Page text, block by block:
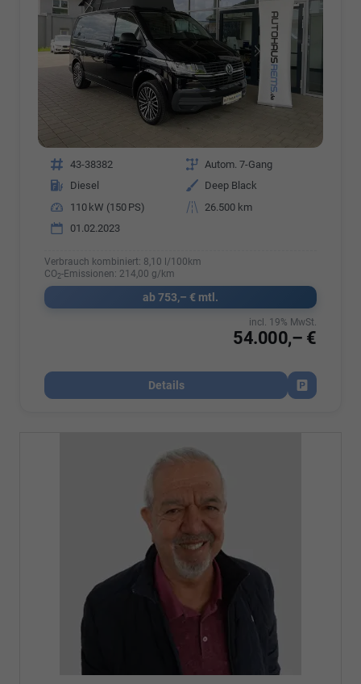
Fahrzeugnr. 43-38382 Getriebe Autom. 7-Gang
Kraftstoff
Diesel Außenfarbe
Deep Black
Leistung
110 kW (150 PS) Kilometerstand
26.500 km
01.02.2023
Verbrauch kombiniert: 8,10 l/100km
CO2-Emissionen: 214,00 g/km
ab 753,– € mtl.
54.000,– €
incl. 19% MwSt.
Details
Fahrzeug